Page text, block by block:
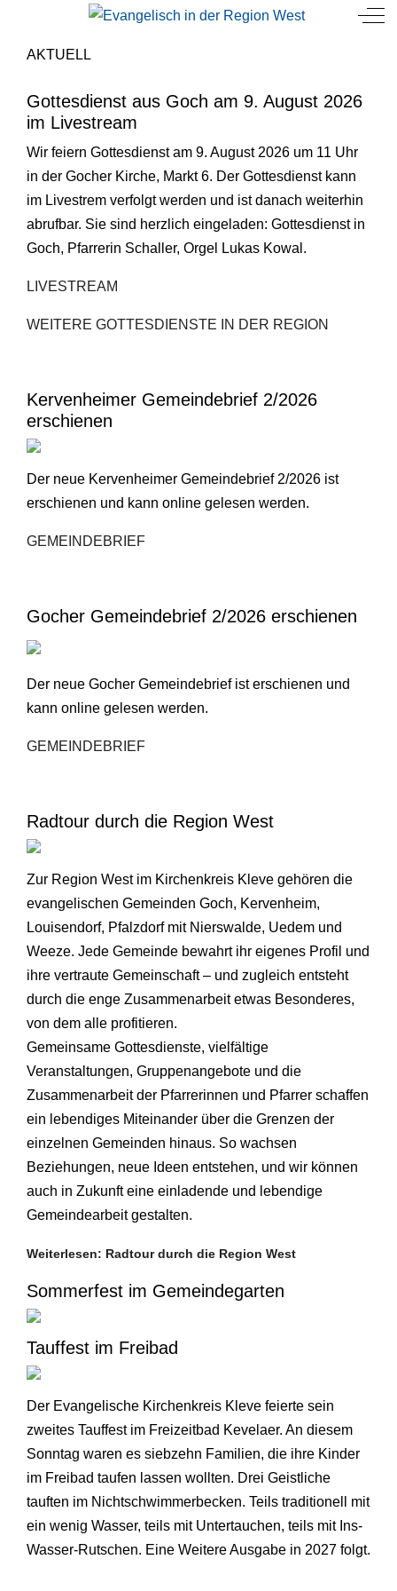
Mobile Menu Toggle Off-
AKTUELL
Gottesdienst aus Goch am 9. August 2026
im Livestream
Wir feiern Gottesdienst am 9. August 2026 um 11 Uhr
in der Gocher Kirche, Markt 6. Der Gottesdienst kann
im Livestrem verfolgt werden und ist danach weiterhin
abrufbar. Sie sind herzlich eingeladen: Gottesdienst in
Goch, Pfarrerin Schaller, Orgel Lukas Kowal .
LIVESTREAM
WEITERE GOTTESDIENSTE IN DER REGION
Kervenheimer Gemeindebrief 2/2026
erschienen
Der neue Kervenheimer Gemeindebrief 2/2026 ist
erschienen und kann online gelesen werden.
GEMEINDEBRIEF
Gocher Gemeindebrief 2/2026 erschienen
Der neue Gocher Gemeindebrief ist erschienen und
kann online gelesen werden.
GEMEINDEBRIEF
Radtour durch die Region West
Zur Region West im Kirchenkreis Kleve gehören die
evangelischen Gemeinden Goch, Kervenheim,
Louisendorf, Pfalzdorf mit Nierswalde, Uedem und
Weeze. Jede Gemeinde bewahrt ihr eigenes Profil und
ihre vertraute Gemeinschaft – und zugleich entsteht
durch die enge Zusammenarbeit etwas Besonderes,
von dem alle profitieren.
Gemeinsame Gottesdienste, vielfältige
Veranstaltungen, Gruppenangebote und die
Zusammenarbeit der Pfarrerinnen und Pfarrer schaffen
ein lebendiges Miteinander über die Grenzen der
einzelnen Gemeinden hinaus. So wachsen
Beziehungen, neue Ideen entstehen, und wir können
auch in Zukunft eine einladende und lebendige
Gemeindearbeit gestalten.
Weiterlesen: Radtour durch die Region West
Sommerfest im Gemeindegarten
Tauffest im Freibad
Der Evangelische Kirchenkreis Kleve feierte sein
zweites Tauffest im Freizeitbad Kevelaer. An diesem
Sonntag waren es siebzehn Familien, die ihre Kinder
im Freibad taufen lassen wollten. Drei Geistliche
tauften im Nichtschwimmerbecken. Teils traditionell mit
ein wenig Wasser, teils mit Untertauchen, teils mit Ins-
Wasser-Rutschen. Eine Weitere Ausgabe in 2027 folgt.